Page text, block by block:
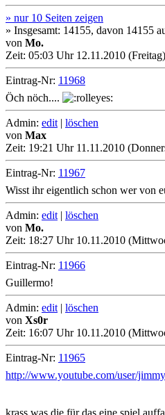
» nur 10 Seiten zeigen
» Insgesamt: 14155, davon 14155
von Mo.
Zeit: 05:03 Uhr 12.11.2010 (Freitag)
Eintrag-Nr: 11968
Öch nöch....
Admin: edit | löschen
von Max
Zeit: 19:21 Uhr 11.11.2010
Eintrag-Nr: 11967
Wisst ihr eigentlich schon wer von
Admin: edit | löschen
von Mo.
Zeit: 18:27 Uhr 10.11.2010
Eintrag-Nr: 11966
Guillermo!
Admin: edit | löschen
von Xs0r
Zeit: 16:07 Uhr 10.11.2010
Eintrag-Nr: 11965
http://www.youtube.com/user/